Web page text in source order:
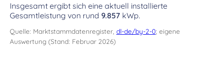
Insgesamt ergibt sich eine aktuell installierte
Gesamtleistung von rund 9.857 kWp.
Quelle: Marktstammdatenregister, dl-de/by-2-0; eigene
Auswertung (Stand: Februar 2026)